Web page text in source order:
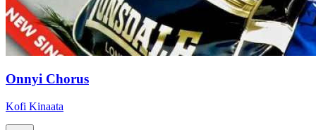
Onnyi Chorus
Kofi Kinaata